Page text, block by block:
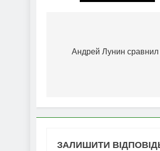
записів
Андрей Лунин
ЗАЛИШИТИ